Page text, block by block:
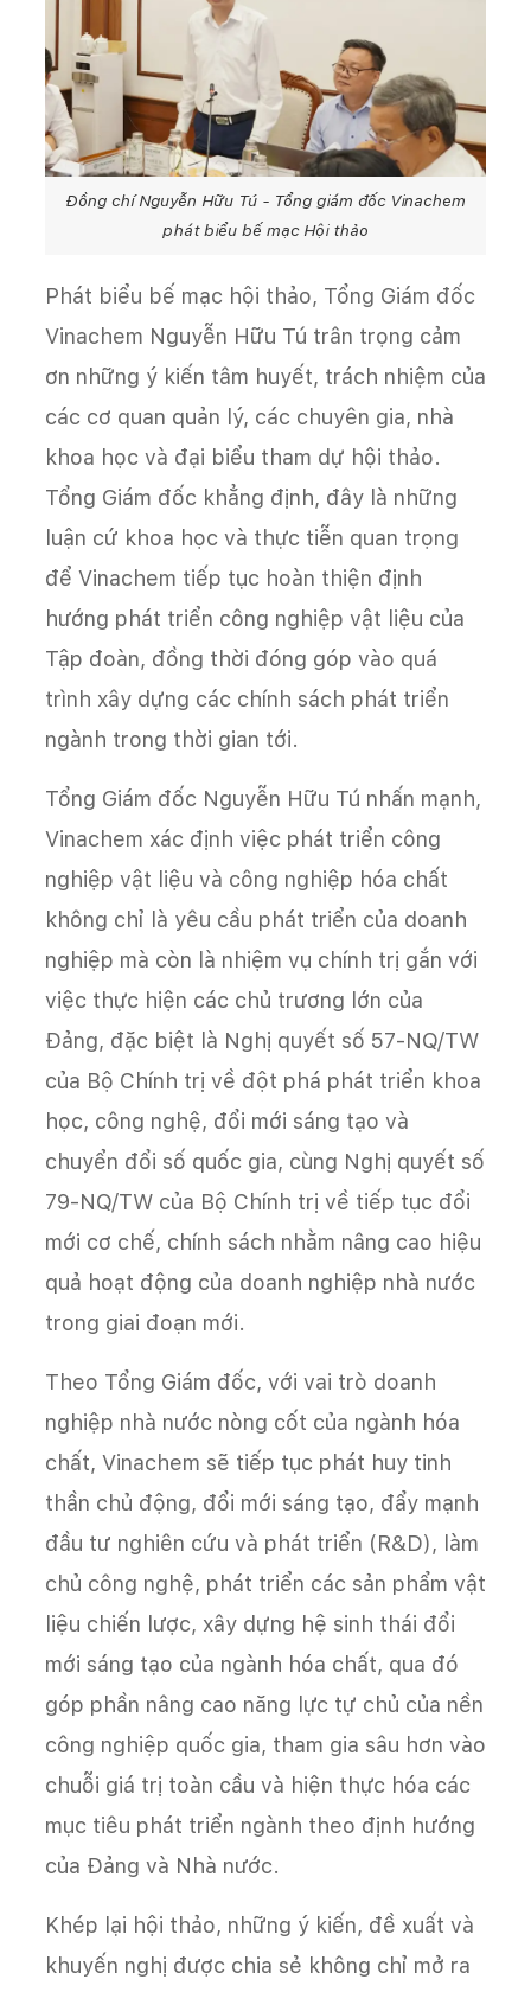
Đồng chí Nguyễn Hữu Tú - Tổng giám đốc Vinachem
phát biểu bế mạc Hội thảo
Phát biểu bế mạc hội thảo, Tổng Giám đốc
Vinachem Nguyễn Hữu Tú trân trọng cảm
ơn những ý kiến tâm huyết, trách nhiệm của
các cơ quan quản lý, các chuyên gia, nhà
khoa học và đại biểu tham dự hội thảo.
Tổng Giám đốc khẳng định, đây là những
luận cứ khoa học và thực tiễn quan trọng
để Vinachem tiếp tục hoàn thiện định
hướng phát triển công nghiệp vật liệu của
Tập đoàn, đồng thời đóng góp vào quá
trình xây dựng các chính sách phát triển
ngành trong thời gian tới.
Tổng Giám đốc Nguyễn Hữu Tú nhấn mạnh,
Vinachem xác định việc phát triển công
nghiệp vật liệu và công nghiệp hóa chất
không chỉ là yêu cầu phát triển của doanh
nghiệp mà còn là nhiệm vụ chính trị gắn với
việc thực hiện các chủ trương lớn của
Đảng, đặc biệt là Nghị quyết số 57-NQ/TW
của Bộ Chính trị về đột phá phát triển khoa
học, công nghệ, đổi mới sáng tạo và
chuyển đổi số quốc gia, cùng Nghị quyết số
79-NQ/TW của Bộ Chính trị về tiếp tục đổi
mới cơ chế, chính sách nhằm nâng cao hiệu
quả hoạt động của doanh nghiệp nhà nước
trong giai đoạn mới.
Theo Tổng Giám đốc, với vai trò doanh
nghiệp nhà nước nòng cốt của ngành hóa
chất, Vinachem sẽ tiếp tục phát huy tinh
thần chủ động, đổi mới sáng tạo, đẩy mạnh
đầu tư nghiên cứu và phát triển (R&D), làm
chủ công nghệ, phát triển các sản phẩm vật
liệu chiến lược, xây dựng hệ sinh thái đổi
mới sáng tạo của ngành hóa chất, qua đó
góp phần nâng cao năng lực tự chủ của nền
công nghiệp quốc gia, tham gia sâu hơn vào
chuỗi giá trị toàn cầu và hiện thực hóa các
mục tiêu phát triển ngành theo định hướng
của Đảng và Nhà nước.
Khép lại hội thảo, những ý kiến, đề xuất và
khuyến nghị được chia sẻ không chỉ mở ra